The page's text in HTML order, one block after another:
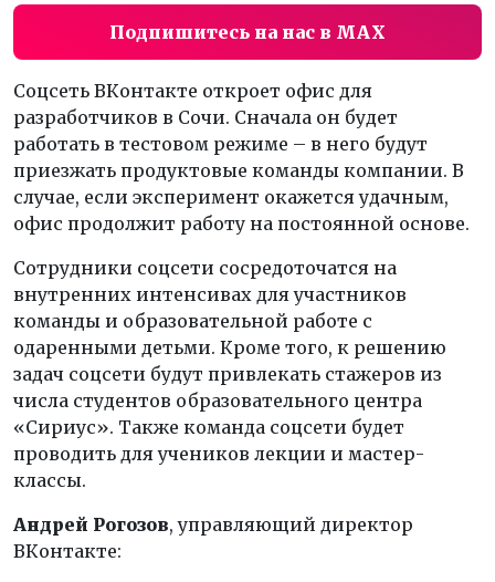
Подпишитесь на нас в MAX
Соцсеть ВКонтакте откроет офис для
разработчиков в Сочи. Сначала он будет
работать в тестовом режиме – в него будут
приезжать продуктовые команды компании. В
случае, если эксперимент окажется удачным,
офис продолжит работу на постоянной основе.
Сотрудники соцсети сосредоточатся на
внутренних интенсивах для участников
команды и образовательной работе с
одаренными детьми. Кроме того, к решению
задач соцсети будут привлекать стажеров из
числа студентов образовательного центра
«Сириус». Также команда соцсети будет
проводить для учеников лекции и мастер-
классы.
Андрей Рогозов, управляющий директор
ВКонтакте: